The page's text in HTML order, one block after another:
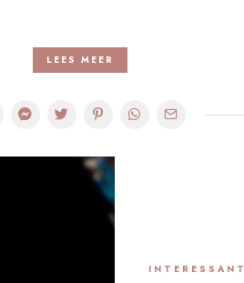
LEES MEER
INTERESSANT